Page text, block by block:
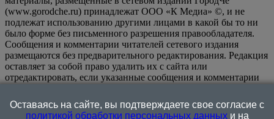
(www.gorodche.ru) принадлежат ООО «К Медиа» ©, и не
подлежат использованию другими лицами в какой бы то ни
было форме без письменного разрешения правообладателя.
Сообщения и комментарии читателей сетевого издания
размещаются без предварительного редактирования. Редакция
оставляет за собой право удалить их с сайта или
отредактировать, если указанные сообщения и комментарии
или нарушением иных требований закона.
информационном ресурсе применяются рекомендательные
Оставаясь на сайте, вы подтверждаете свое согласие с
политикой обработки персональных данныхи на